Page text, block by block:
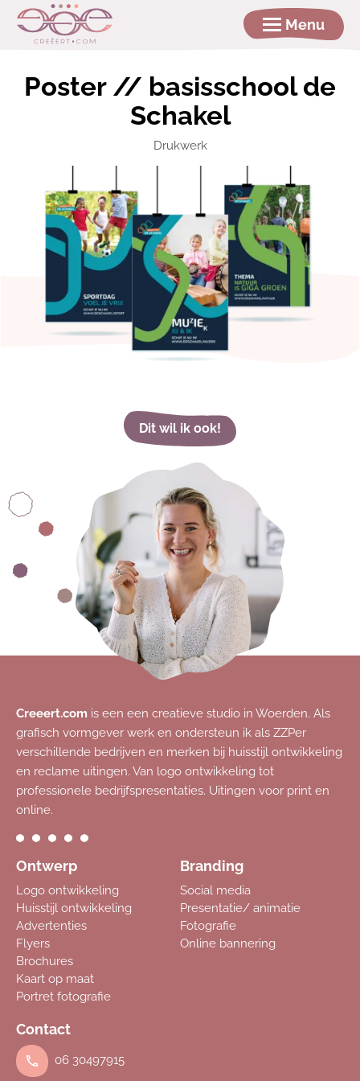
Menu
Poster // basisschool de
Schakel
Drukwerk
Dit wil ik ook!
Creeert.com is een een creatieve studio in Woerden. Als
grafisch vormgever werk en ondersteun ik als ZZPer
verschillende bedrijven en merken bij huisstijl ontwikkeling
en reclame uitingen. Van logo ontwikkeling tot
professionele bedrijfspresentaties. Uitingen voor print en
online.
Ontwerp
Logo ontwikkeling
Huisstijl ontwikkeling
Advertenties
Flyers
Brochures
Kaart op maat
Portret fotografie
Branding
Social media
Presentatie/ animatie
Fotografie
Online bannering
Contact
06 30497915